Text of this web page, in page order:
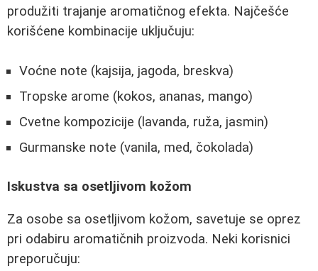
produžiti trajanje aromatičnog efekta. Najčešće
korišćene kombinacije uključuju:
Voćne note (kajsija, jagoda, breskva)
Tropske arome (kokos, ananas, mango)
Cvetne kompozicije (lavanda, ruža, jasmin)
Gurmanske note (vanila, med, čokolada)
Iskustva sa osetljivom kožom
Za osobe sa osetljivom kožom, savetuje se oprez
pri odabiru aromatičnih proizvoda. Neki korisnici
preporučuju: